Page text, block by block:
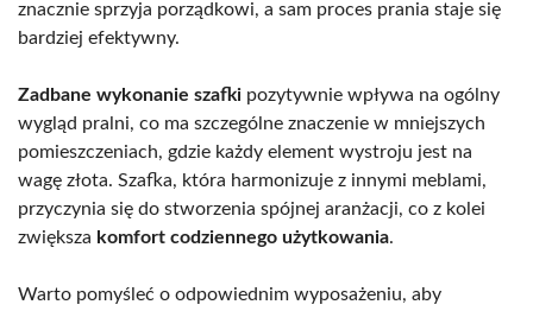
znacznie sprzyja porządkowi, a sam proces prania staje się
bardziej efektywny.
Zadbane wykonanie szafki pozytywnie wpływa na ogólny
wygląd pralni, co ma szczególne znaczenie w mniejszych
pomieszczeniach, gdzie każdy element wystroju jest na
wagę złota. Szafka, która harmonizuje z innymi meblami,
przyczynia się do stworzenia spójnej aranżacji, co z kolei
zwiększa komfort codziennego użytkowania.
Warto pomyśleć o odpowiednim wyposażeniu, aby